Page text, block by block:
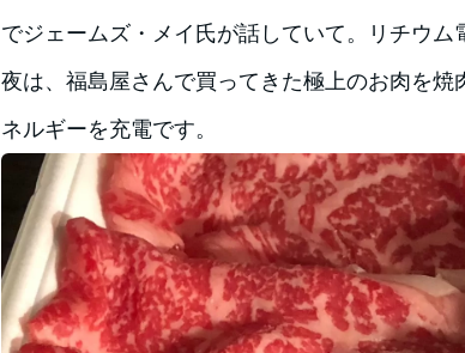
でジェームズ・メイ氏が話していて。リチウム
夜は、福島屋さんで買ってきた極上のお肉を焼
ネルギーを充電です。